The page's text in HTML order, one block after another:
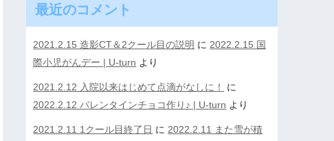
最近のコメント
2021.2.15 造影CT＆2クール目の説明 に 2022.2.15 国
際小児がんデー | U-turn より
2021.2.12 入院以来はじめて点滴がなしに！
に
2022.2.12 バレンタインチョコ作り♪ | U-turn より
2021.2.11 1クール目終了日 に 2022.2.11 また雪が積